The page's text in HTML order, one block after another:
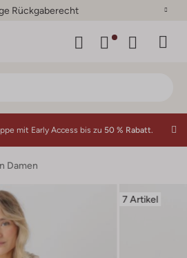
Rückgaberecht
mit Early Access bis zu 50 % Rabatt.
Damen
7 Artikel